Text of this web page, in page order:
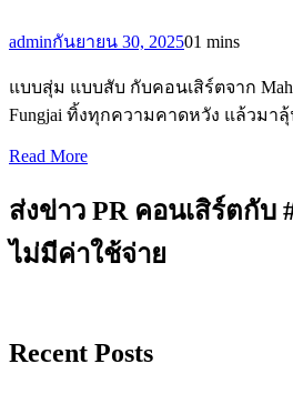
adminกันยายน 30, 202501 mins
แบบสุ่ม แบบสับ กับคอนเสิร์ตจาก
Fungjai ทิ้งทุกความคาดหวัง แล้วมา
Read More
ส่งข่าว PR คอนเสิร์ตกับ
ไม่มีค่าใช้จ่าย
Recent Posts